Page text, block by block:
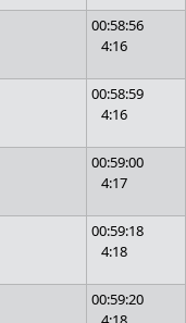
00:58:56
4:16
00:58:59
4:16
00:59:00
4:17
00:59:18
4:18
00:59:20